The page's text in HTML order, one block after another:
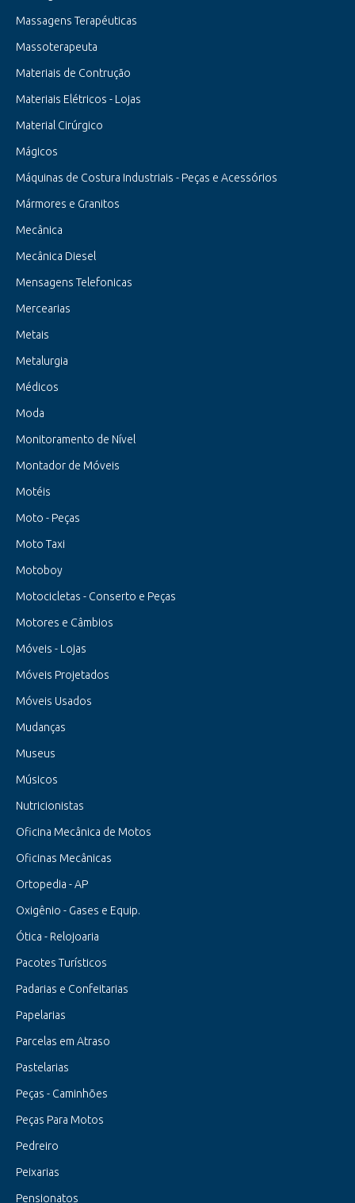
Massagens Terapéuticas
Massoterapeuta
Materiais de Contrução
Materiais Elétricos - Lojas
Material Cirúrgico
Mágicos
Máquinas de Costura Industriais - Peças e Acessórios
Mármores e Granitos
Mecânica
Mecânica Diesel
Mensagens Telefonicas
Mercearias
Metais
Metalurgia
Médicos
Moda
Monitoramento de Nível
Montador de Móveis
Motéis
Moto - Peças
Moto Taxi
Motoboy
Motocicletas - Conserto e Peças
Motores e Câmbios
Móveis - Lojas
Móveis Projetados
Móveis Usados
Mudanças
Museus
Músicos
Nutricionistas
Oficina Mecânica de Motos
Oficinas Mecânicas
Ortopedia - AP
Oxigênio - Gases e Equip.
Ótica - Relojoaria
Pacotes Turísticos
Padarias e Confeitarias
Papelarias
Parcelas em Atraso
Pastelarias
Peças - Caminhões
Peças Para Motos
Pedreiro
Peixarias
Pensionatos